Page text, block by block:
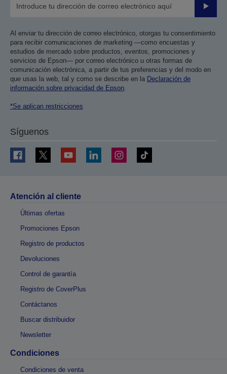
Enviar
Al enviar tu dirección de correo electrónico, otorgas tu consentimiento
para recibir comunicaciones de marketing —como encuestas y
estudios de mercado sobre productos, eventos, promociones y
servicios de Epson— por correo electrónico u otras formas de
comunicación electrónica, a partir de tus preferencias y del modo en
que usas la web, tal y como se describe en la Declaración de
información sobre privacidad de Epson
*Se aplican restricciones
Síguenos
Atención al cliente
Últimas ofertas
Promociones Epson
Registro de productos
Devoluciones
Control de garantía
Registro de CoverPlus
Contáctanos
Buscar distribuidor
Newsletter
Condiciones
Condiciones de venta